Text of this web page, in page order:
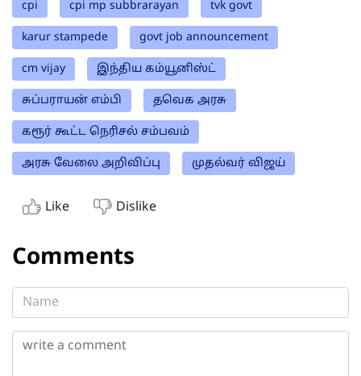
cpi cpi mp subbrarayan tvk govt
karur stampede govt job announcement
cm vijay இந்திய கம்யூனிஸ்ட்
சுப்பராயன் எம்பி தவெக அரசு
கரூர் கூட்ட நெரிசல் சம்பவம்
அரசு வேலை அறிவிப்பு முதல்வர் விஜய்
Like Dislike
Comments